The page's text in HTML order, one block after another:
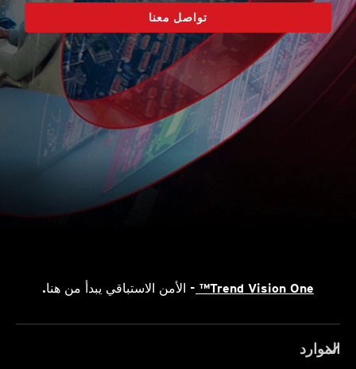
تواصل معنا
Trend Vision One™ - الأمن الاستباقي يبدأ من هنا.
الموارد